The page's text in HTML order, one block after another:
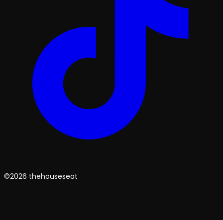
©2026 thehouseseat